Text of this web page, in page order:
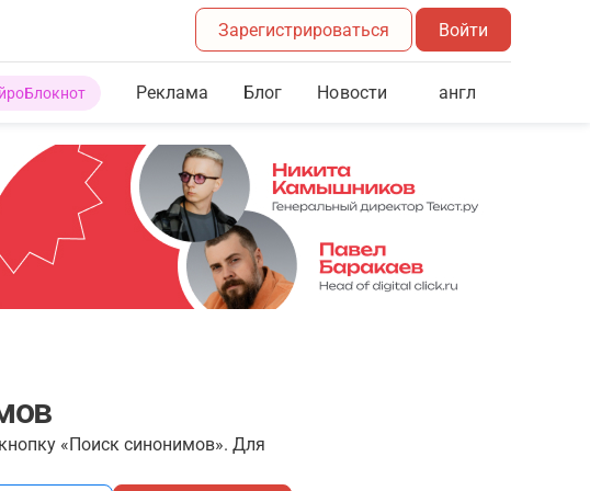
Зарегистрироваться Войти
Реклама Блог Новости англ
«Поиск синонимов». Для